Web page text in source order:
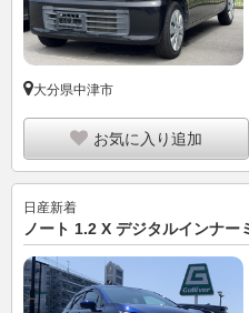
大分県中津市
お気に入り追加
日産新着
ノート 1.2 X デジタルインナー